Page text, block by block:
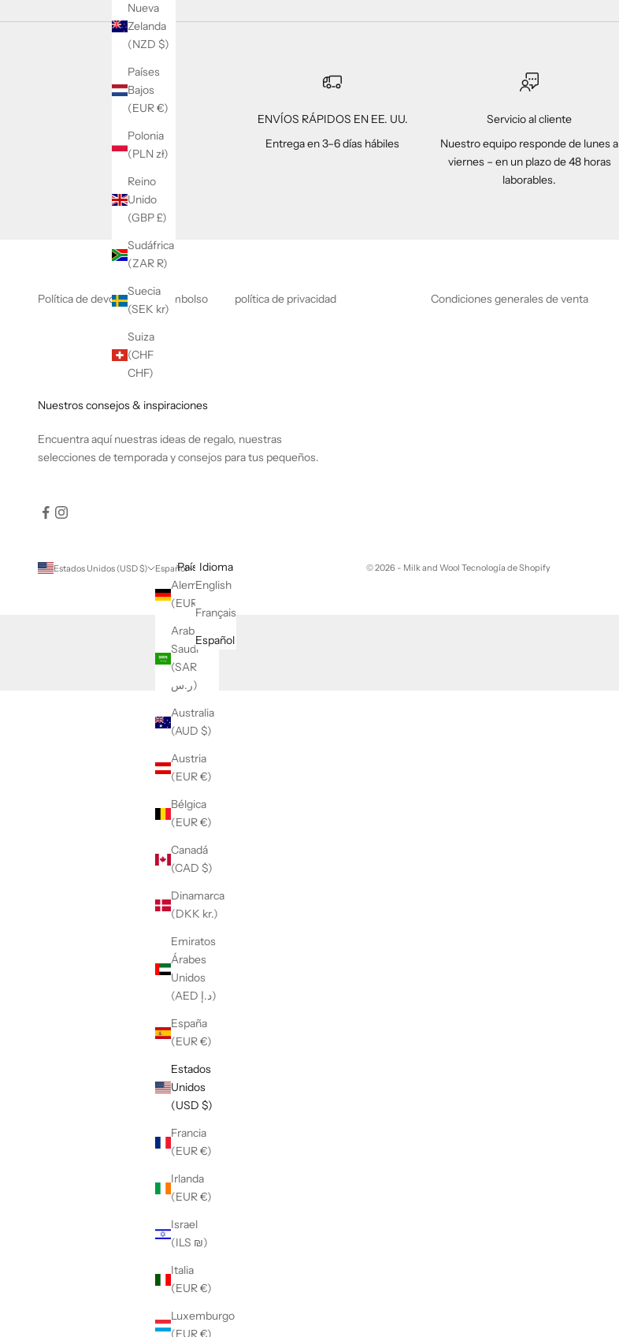
Nueva
Zelanda
(NZD $)
Países
Bajos
(EUR €)
Polonia
(PLN zł)
Reino
Unido
(GBP £)
Sudáfrica
(ZAR R)
Suecia
(SEK kr)
Suiza
(CHF
CHF)
ENVÍOS RÁPIDOS EN EE. UU.
Entrega en 3–6 días hábiles
Servicio al cliente
Nuestro equipo responde de lunes a
viernes – en un plazo de 48 horas
laborables.
Política de devolución y reembolso política de privacidad Condiciones generales de venta
Nuestros consejos & inspiraciones
Encuentraaquínuestras ideas de regalo, nuestras
selecciones de temporada y consejos para tus pequeños.
Estados Unidos (USD $)
País
Alemania
Arabia
Saudí
(SAR
ر.س)
Australia
(AUD $)
Austria
(EUR €)
Bélgica
(EUR €)
Canadá
(CAD $)
Dinamarca
(DKK kr.)
Emiratos
Árabes
Unidos
(AED د.إ)
España
(EUR €)
Estados
Unidos
(USD $)
Francia
(EUR €)
Irlanda
(EUR €)
Israel
(ILS ₪)
Italia
(EUR €)
Luxemburgo
(EUR €)
Español
Idioma
English
Français
Español
© 2026 - Milk and Wool Tecnología de Shopify